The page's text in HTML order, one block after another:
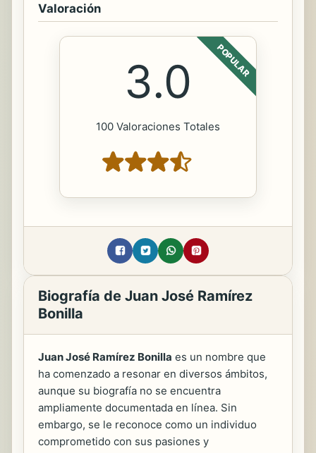
Valoración
POPULAR
3.0
100 Valoraciones Totales
Biografía de Juan José Ramírez
Bonilla
Juan José Ramírez Bonilla es un nombre que
ha comenzado a resonar en diversos ámbitos,
aunque su biografía no se encuentra
ampliamente documentada en línea. Sin
embargo, se le reconoce como un individuo
comprometido con sus pasiones y